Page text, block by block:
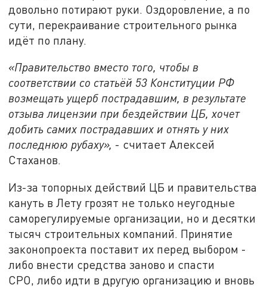
довольно потирают руки. Оздоровление, а по
сути, перекраивание строительного рынка
идёт по плану.
«Правительство вместо того, чтобы в
соответствии со статьёй 53 Конституции РФ
возмещать ущерб пострадавшим, в результате
отзыва лицензии при бездействии ЦБ, хочет
добить самих пострадавших и отнять у них
последнюю рубаху», - считает Алексей
Стаханов.
Из-за топорных действий ЦБ и правительства
кануть в Лету грозят не только неугодные
саморегулируемые организации, но и десятки
тысяч строительных компаний. Принятие
законопроекта поставит их перед выбором -
либо внести средства заново и спасти
СРО, либо идти в другую организацию и вновь